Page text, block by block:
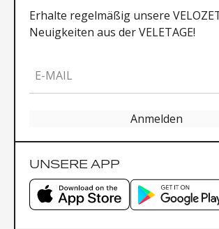
Erhalte regelmäßig unsere
Neuigkeiten aus der VELETAGE!
E-MAIL
Anmelden
UNSERE APP